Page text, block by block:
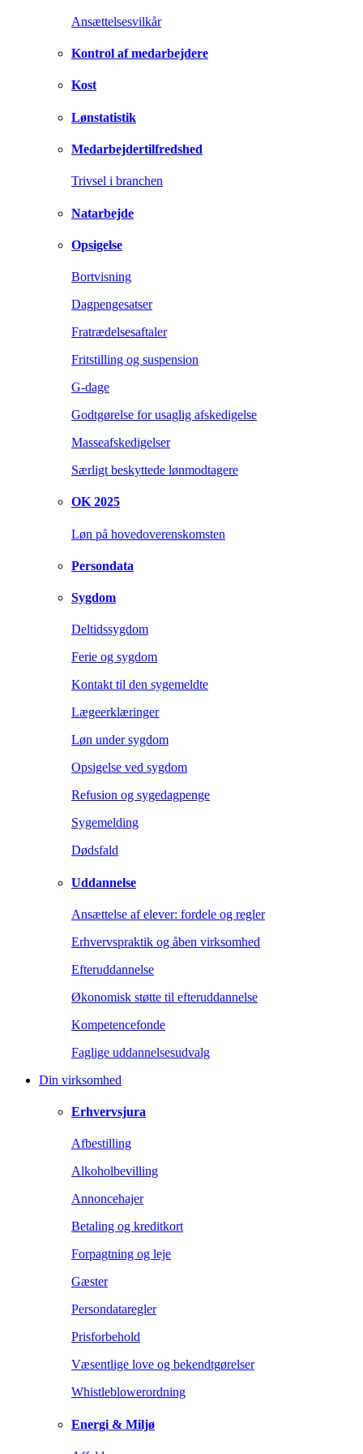
Ansættelsesvilkår
Kontrol af medarbejdere
Kost
Lønstatistik
Medarbejdertilfredshed
Trivsel i branchen
Natarbejde
Opsigelse
Bortvisning
Dagpengesatser
Fratrædelsesaftaler
Fritstilling og suspension
G-dage
Godtgørelse for usaglig afskedigelse
Masseafskedigelser
Særligt beskyttede lønmodtagere
OK 2025
Løn på hovedoverenskomsten
Persondata
Sygdom
Deltidssygdom
Ferie og sygdom
Kontakt til den sygemeldte
Lægeerklæringer
Løn under sygdom
Opsigelse ved sygdom
Refusion og sygedagpenge
Sygemelding
Dødsfald
Uddannelse
Ansættelse af elever: fordele og regler
Erhvervspraktik og åben virksomhed
Efteruddannelse
Økonomisk støtte til efteruddannelse
Kompetencefonde
Faglige uddannelsesudvalg
Din virksomhed
Erhvervsjura
Afbestilling
Alkoholbevilling
Annoncehajer
Betaling og kreditkort
Forpagtning og leje
Gæster
Persondataregler
Prisforbehold
Væsentlige love og bekendtgørelser
Whistleblowerordning
Energi & Miljø